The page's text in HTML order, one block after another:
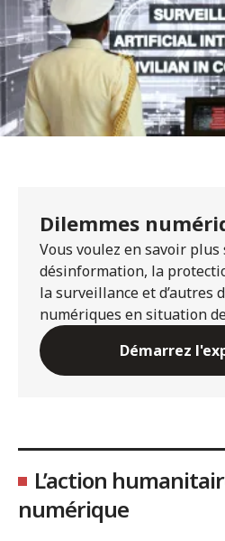
Dilemmes
Vous voulez en savoir plus
désinformation, la
la surveillance et d’autres
numériques en situation
Démarrez
L’action
numérique